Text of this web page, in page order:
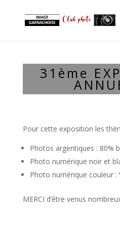
31ème
Pour cette exposition les
Photos argentiques : 80%
Photo numérique noir et
Photo numérique couleur :
MERCI d’être venus